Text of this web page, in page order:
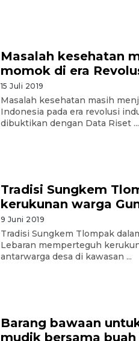
Masalah kesehatan
momok di era
15 Juli 2019
Masalah kesehatan masih
Indonesia pada era revolusi
dibuktikan dengan Data Riset ...
Tradisi Sungkem
kerukunan warga
9 Juni 2019
Tradisi Sungkem Tlompak
Lebaran memperteguh
antarwarga desa di kawasan ...
Barang bawaan
mudik bersama
timnas
kembali